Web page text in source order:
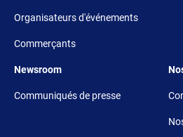
Organisateurs d'événements
Commerçants
Footer 5
Newsroom
Communiqués de presse